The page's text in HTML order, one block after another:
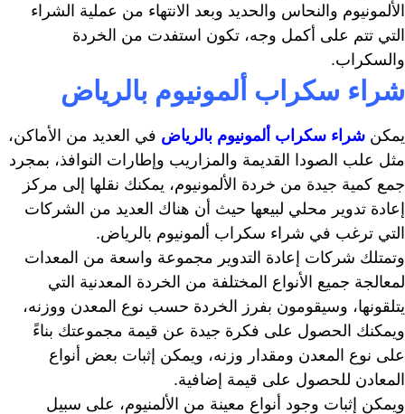
الألمونيوم والنحاس والحديد وبعد الانتهاء من عملية الشراء
التي تتم على أكمل وجه، تكون استفدت من الخردة
والسكراب.
شراء سكراب ألمونيوم بالرياض
يمكن شراء سكراب ألمونيوم بالرياض في العديد من الأماكن،
مثل علب الصودا القديمة والمزاريب وإطارات النوافذ، بمجرد
جمع كمية جيدة من خردة الألمونيوم، يمكنك نقلها إلى مركز
إعادة تدوير محلي لبيعها حيث أن هناك العديد من الشركات
التي ترغب في شراء سكراب ألمونيوم بالرياض.
وتمتلك شركات إعادة التدوير مجموعة واسعة من المعدات
لمعالجة جميع الأنواع المختلفة من الخردة المعدنية التي
يتلقونها، وسيقومون بفرز الخردة حسب نوع المعدن ووزنه،
ويمكنك الحصول على فكرة جيدة عن قيمة مجموعتك بناءً
على نوع المعدن ومقدار وزنه، ويمكن إثبات بعض أنواع
المعادن للحصول على قيمة إضافية.
ويمكن إثبات وجود أنواع معينة من الألمنيوم، على سبيل